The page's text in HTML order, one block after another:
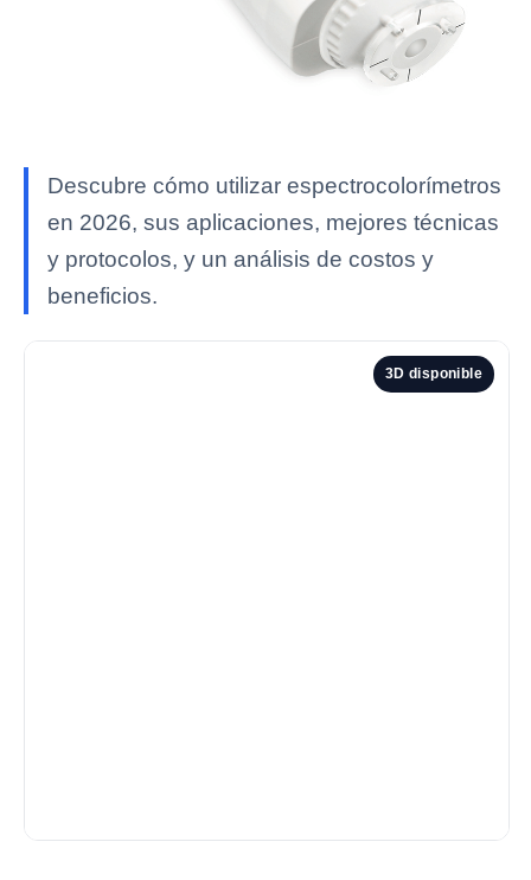
Descubre cómo utilizar espectrocolorímetros
en 2026, sus aplicaciones, mejores técnicas
y protocolos, y un análisis de costos y
beneficios.
3D disponible